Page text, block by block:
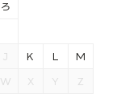
ろ
J K L M
W X Y Z